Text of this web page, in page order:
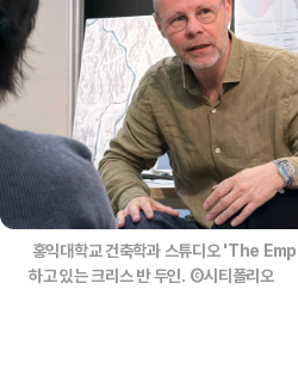
홍익대학교 건축학과 스튜디오 'The
하고 있는 크리스 반 두인. Ⓒ시티폴리오